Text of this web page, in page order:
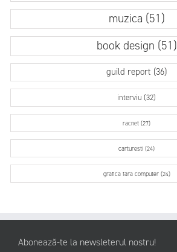
muzica (51)
book design (51)
guild report (36)
interviu (32)
racnet (27)
carturesti (24)
grafica fara computer (24)
Abonează-te la newsleterul nostru!